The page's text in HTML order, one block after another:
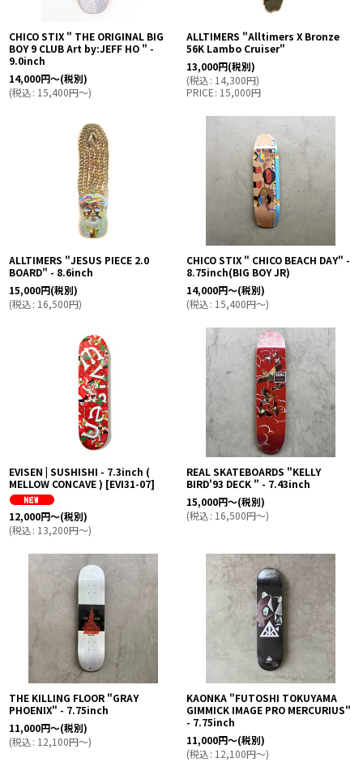
CHICO STIX " THE ORIGINAL BIG
BOY 9 CLUB Art by:JEFF HO " -
9.0inch
14,000円～(税別)
(税込: 15,400円～)
ALLTIMERS "Alltimers X Bronze
56K Lambo Cruiser"
13,000円(税別)
(税込: 14,300円)
PRICE: 15,000円
ALLTIMERS "JESUS PIECE 2.0
BOARD" - 8.6inch
15,000円(税別)
(税込: 16,500円)
CHICO STIX " CHICO BEACH DAY" -
8.75inch(BIG BOY JR)
14,000円～(税別)
(税込: 15,400円～)
EVISEN | SUSHISHI - 7.3inch (
MELLOW CONCAVE ) [EVI31-07]
12,000円～(税別)
(税込: 13,200円～)
REAL SKATEBOARDS "KELLY
BIRD'93 DECK " - 7.43inch
15,000円～(税別)
(税込: 16,500円～)
THE KILLING FLOOR "GRAY
PHOENIX" - 7.75inch
11,000円～(税別)
(税込: 12,100円～)
KAONKA "FUTOSHI TOKUYAMA
GIMMICK IMAGE PRO MERCURIUS"
- 7.75inch
11,000円～(税別)
(税込: 12,100円～)